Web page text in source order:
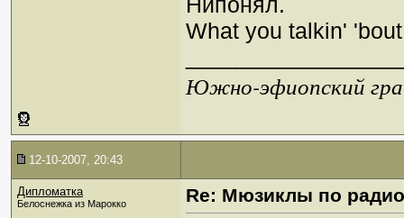
What you talkin'
Южно-эфиопский
12-10-2007, 20:43
Дипломатка
Белоснежка из Марокко Re: Мюзиклы по радио